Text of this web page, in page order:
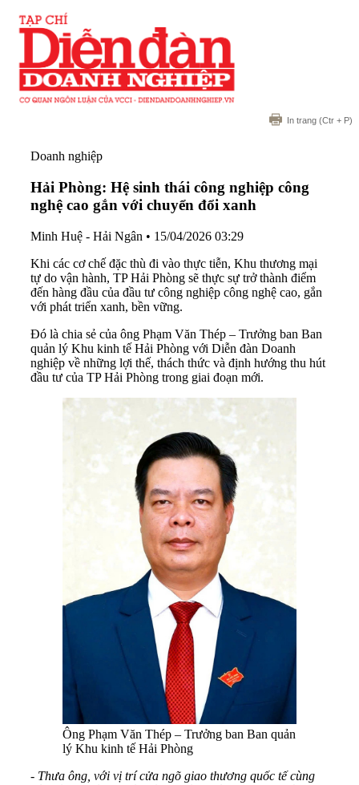
In trang (Ctr + P)
Doanh nghiệp
Hải Phòng: Hệ sinh thái công nghiệp công
nghệ cao gắn với chuyển đổi xanh
Minh Huệ - Hải Ngân • 15/04/2026 03:29
Khi các cơ chế đặc thù đi vào thực tiễn, Khu thương mại
tự do vận hành, TP Hải Phòng sẽ thực sự trở thành điểm
đến hàng đầu của đầu tư công nghiệp công nghệ cao, gắn
với phát triển xanh, bền vững.
Đó là chia sẻ của ông Phạm Văn Thép – Trưởng ban Ban
quản lý Khu kinh tế Hải Phòng với Diễn đàn Doanh
nghiệp về những lợi thế, thách thức và định hướng thu hút
đầu tư của TP Hải Phòng trong giai đoạn mới.
Ông Phạm Văn Thép – Trưởng ban Ban quản
lý Khu kinh tế Hải Phòng
- Thưa ông, với vị trí cửa ngõ giao thương quốc tế cùng